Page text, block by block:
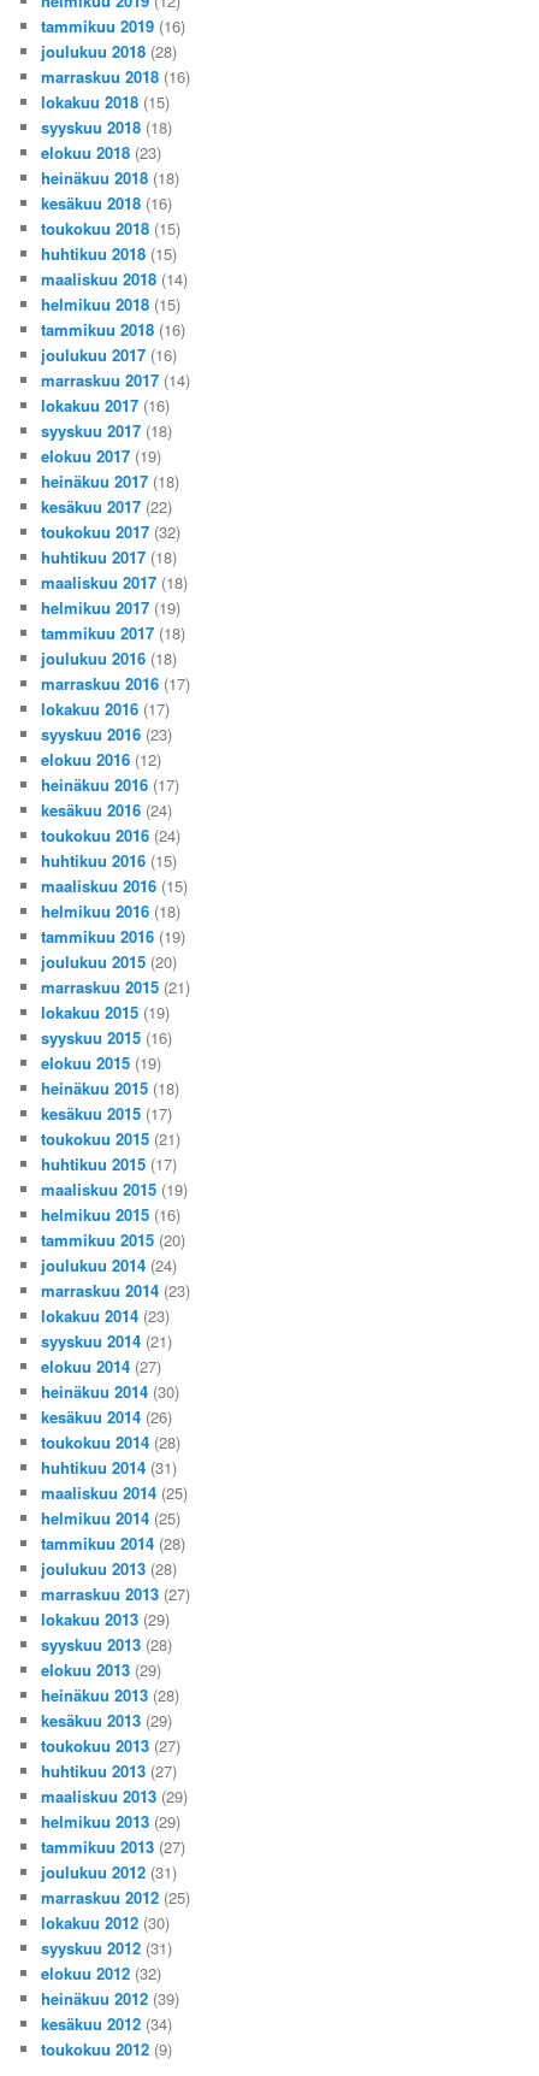
tammikuu 2019 (16)
joulukuu 2018 (28)
marraskuu 2018 (16)
lokakuu 2018 (15)
syyskuu 2018 (18)
elokuu 2018 (23)
heinäkuu 2018 (18)
kesäkuu 2018 (16)
toukokuu 2018 (15)
huhtikuu 2018 (15)
maaliskuu 2018 (14)
helmikuu 2018 (15)
tammikuu 2018 (16)
joulukuu 2017 (16)
marraskuu 2017 (14)
lokakuu 2017 (16)
syyskuu 2017 (18)
elokuu 2017 (19)
heinäkuu 2017 (18)
kesäkuu 2017 (22)
toukokuu 2017 (32)
huhtikuu 2017 (18)
maaliskuu 2017 (18)
helmikuu 2017 (19)
tammikuu 2017 (18)
joulukuu 2016 (18)
marraskuu 2016 (17)
lokakuu 2016 (17)
syyskuu 2016 (23)
elokuu 2016 (12)
heinäkuu 2016 (17)
kesäkuu 2016 (24)
toukokuu 2016 (24)
huhtikuu 2016 (15)
maaliskuu 2016 (15)
helmikuu 2016 (18)
tammikuu 2016 (19)
joulukuu 2015 (20)
marraskuu 2015 (21)
lokakuu 2015 (19)
syyskuu 2015 (16)
elokuu 2015 (19)
heinäkuu 2015 (18)
kesäkuu 2015 (17)
toukokuu 2015 (21)
huhtikuu 2015 (17)
maaliskuu 2015 (19)
helmikuu 2015 (16)
tammikuu 2015 (20)
joulukuu 2014 (24)
marraskuu 2014 (23)
lokakuu 2014 (23)
syyskuu 2014 (21)
elokuu 2014 (27)
heinäkuu 2014 (30)
kesäkuu 2014 (26)
toukokuu 2014 (28)
huhtikuu 2014 (31)
maaliskuu 2014 (25)
helmikuu 2014 (25)
tammikuu 2014 (28)
joulukuu 2013 (28)
marraskuu 2013 (27)
lokakuu 2013 (29)
syyskuu 2013 (28)
elokuu 2013 (29)
heinäkuu 2013 (28)
kesäkuu 2013 (29)
toukokuu 2013 (27)
huhtikuu 2013 (27)
maaliskuu 2013 (29)
helmikuu 2013 (29)
tammikuu 2013 (27)
joulukuu 2012 (31)
marraskuu 2012 (25)
lokakuu 2012 (30)
syyskuu 2012 (31)
elokuu 2012 (32)
heinäkuu 2012 (39)
kesäkuu 2012 (34)
toukokuu 2012 (9)